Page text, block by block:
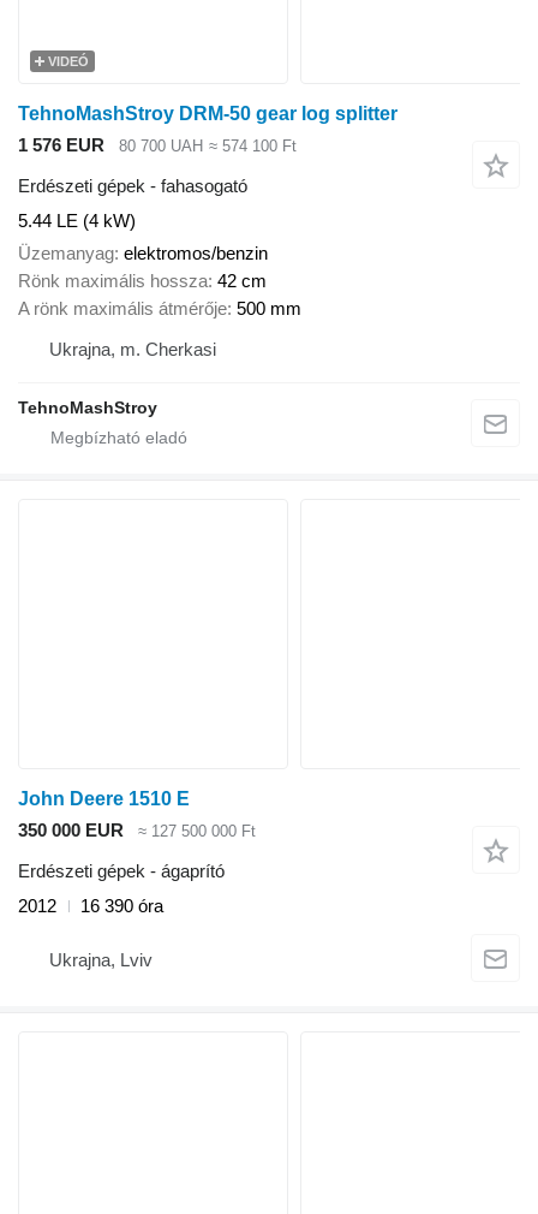
VIDEÓ
TehnoMashStroy DRM-50 gear log splitter
1 576 EUR
80 700 UAH ≈ 574 100 Ft
Erdészeti gépek - fahasogató
5.44 LE (4 kW)
Üzemanyag elektromos/benzin
Rönk maximális hossza 42 cm
A rönk maximális átmérője 500 mm
Ukrajna, m. Cherkasi
TehnoMashStroy
John Deere 1510 E
350 000 EUR
≈ 127 500 000 Ft
Erdészeti gépek - ágaprító
2012
16 390 óra
Ukrajna, Lviv